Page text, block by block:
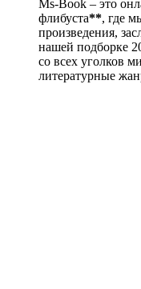
Ms-Book – это
флибуста**, где
произведения,
нашей подборке
со всех уголков
литературные